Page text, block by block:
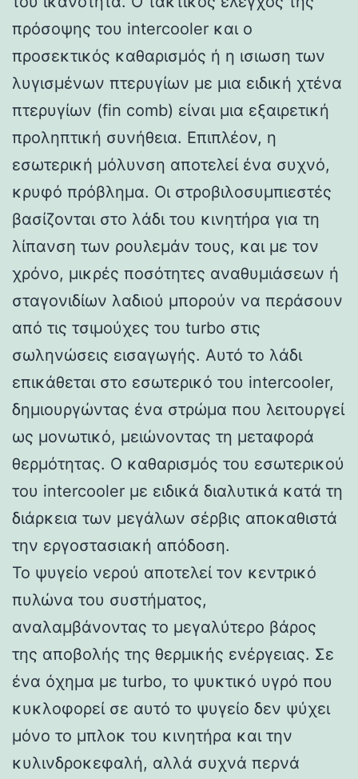
πρόσοψης του intercooler και ο
προσεκτικός καθαρισμός ή η ισιωση των
λυγισμένων πτερυγίων με μια ειδική χτένα
πτερυγίων (fin comb) είναι μια εξαιρετική
προληπτική συνήθεια. Επιπλέον, η
εσωτερική μόλυνση αποτελεί ένα συχνό,
κρυφό πρόβλημα. Οι στροβιλοσυμπιεστές
βασίζονται στο λάδι του κινητήρα για τη
λίπανση των ρουλεμάν τους, και με τον
χρόνο, μικρές ποσότητες αναθυμιάσεων ή
σταγονιδίων λαδιού μπορούν να περάσουν
από τις τσιμούχες του turbo στις
σωληνώσεις εισαγωγής. Αυτό το λάδι
επικάθεται στο εσωτερικό του intercooler,
δημιουργώντας ένα στρώμα που λειτουργεί
ως μονωτικό, μειώνοντας τη μεταφορά
θερμότητας. Ο καθαρισμός του εσωτερικού
του intercooler με ειδικά διαλυτικά κατά τη
διάρκεια των μεγάλων σέρβις αποκαθιστά
την εργοστασιακή απόδοση.
Το ψυγείο νερού αποτελεί τον κεντρικό
πυλώνα του συστήματος,
αναλαμβάνοντας το μεγαλύτερο βάρος
της αποβολής της θερμικής ενέργειας. Σε
ένα όχημα με turbo, το ψυκτικό υγρό που
κυκλοφορεί σε αυτό το ψυγείο δεν ψύχει
μόνο το μπλοκ του κινητήρα και την
κυλινδροκεφαλή, αλλά συχνά περνά